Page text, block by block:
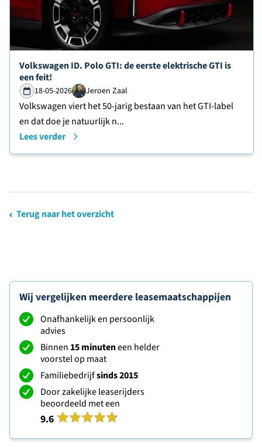
Lees verder over
Volkswagen ID. Polo GTI: de eerste elektrische GTI is
een feit!
18-05-2026 Jeroen Zaal
Volkswagen viert het 50-jarig bestaan van het GTI-label
en dat doe je natuurlijk n...
Lees verder
Terug naar het overzicht
Wij vergelijken meerdere leasemaatschappijen
Onafhankelijk en persoonlijk
advies
Binnen 15 minuteneen helder
voorstel op maat
Familiebedrijfsinds 2015
Door zakelijke leaserijders
beoordeeld met een
9.6